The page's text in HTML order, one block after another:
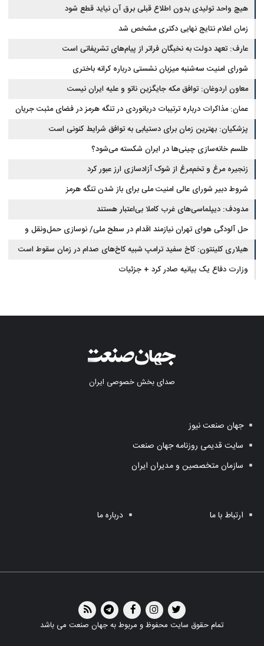
هیچ واحد تولیدی بدون اطلاع قبلی برق آن نیاید قطع شود
زمان اعلام نتایج نهایی دکتری مشخص شد
عارف: تعهد دولت به نخبگان فراتر از پیام‎‌های تشریفاتی است
شورای امنیت سه‌شنبه میزبان نشستی درباره کرانه باختری
معاون اردوغان: توافق مکه جایگزین ناتو و علیه ایران نیست
عمان: مذاکرات درباره ترتیبات دریانوردی در تنگه هرمز در فضای مثبت جریان
دارد
پزشکیان‌: بهترین زمان برای دستیابی به توافق شرایط کنونی است
طلسم خانه‌سازی چینی‌ها در ایران شکسته می‌شود؟
زنجیره مرغ و تخم‌مرغ از شوک آزادسازی ارز عبور کرد
شروط دبیر شورای عالی امنیت ملی برای باز شدن تنگه هرمز
مدودف: دیپلماسی‌های غرب کاملا بی‌اعتبار هستند
حل آلودگی هوای تهران نیازمند اقدام در سطح ملی/ نوسازی حمل‌ونقل و
کنترل بارگذاری‌هادراولویت
هیلاری کلینتون: کاخ سفید ترامپ شبیه کاخ‌های صدام در زمان سقوط است
وزارت دفاع یک بیانیه صادر کرد + جزئیات
صدای بخش خصوصی ایران
جهان صنعت نیوز
سایت قدیمی روزنامه جهان صنعت
سازمان متخصصین و مدیران ایران
ارتباط با ما درباره ما
تمام حقوق سایت محفوظ و مربوط به جهان صنعت می باشد